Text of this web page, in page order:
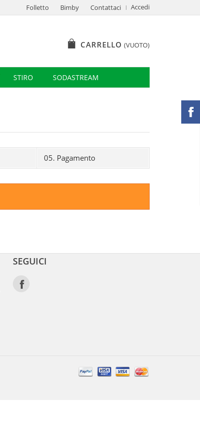
Accedi
Folletto Bimby Contattaci
CARRELLO (VUOTO)
STIRO SODASTREAM
05. Pagamento
SEGUICI